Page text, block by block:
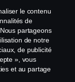
le contenu
de
partageons
de notre
de publicité
», vous
et au partage